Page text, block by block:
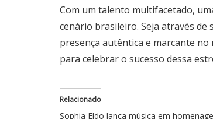
Com um talento multifacetado,
cenário brasileiro. Seja através de
presença autêntica e marcante
para celebrar o sucesso dessa
Relacionado
Sophia Eldo lança música em